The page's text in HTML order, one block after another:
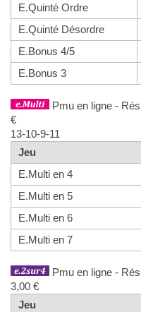
E.Quinté Ordre
E.Quinté Désordre
E.Bonus 4/5
E.Bonus 3
Pmu en ligne -
€
13-10-9-11
Jeu
E.Multi en 4
E.Multi en 5
E.Multi en 6
E.Multi en 7
Pmu en ligne -
3,00 €
Jeu